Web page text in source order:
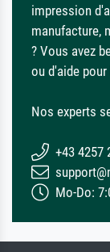
impression
manufacture,
? Vous avez
ou d'aide
Nos experts
+43 4257
Mo-Do: